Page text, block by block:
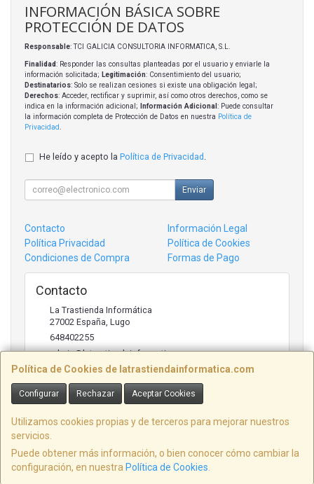
Política de Cookies de latrastiendainformatica.com
Configurar Rechazar Aceptar Cookies
Utilizamos cookies propias y de terceros para mejorar nuestros
servicios.
Puede obtener más información, o bien conocer cómo cambiar la
configuración, en nuestra Política de Cookies
INFORMACIÓN BÁSICA SOBRE
PROTECCIÓN DE DATOS
Responsable: TCI GALICIA CONSULTORIA INFORMATICA, S.L.
Finalidad: Responder las consultas planteadas por el usuario y enviarle la
información solicitada; Legitimación: Consentimiento del usuario;
Destinatarios: Solo se realizan cesiones si existe una obligación legal;
Derechos: Acceder, rectificar y suprimir, así como otros derechos, como se
indica en la información adicional;
Información Adicional : Puede consultar
la información completa de Protección de Datos en nuestra Política de
Privacidad
He leído y acepto la Política de Privacidad
Enviar
Contacto
Información Legal
Política Privacidad
Política de Cookies
Condiciones de Compra
Formas de Pago
Contacto
La Trastienda Informática
27002 España Lugo
648402255
admin@latrastiendainformatica.com
Horario
09:00h -20:00h
, , , , España. - C.I.F.: B27380831 - Tfno: